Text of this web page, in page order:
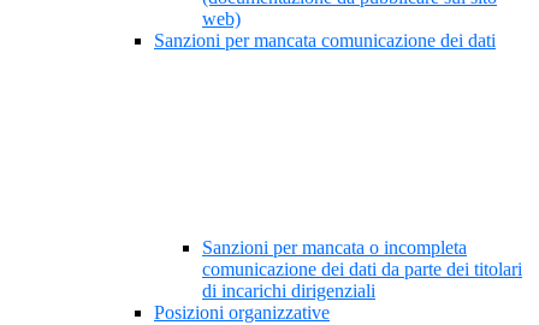
web)
Sanzioni per mancata comunicazione dei dati
Sanzioni per mancata o incompleta
comunicazione dei dati da parte dei titolari
di incarichi dirigenziali
Posizioni organizzative